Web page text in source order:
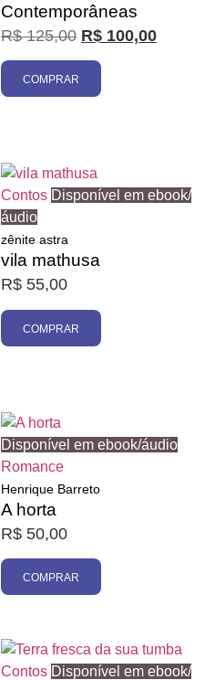
Contemporâneas
R$125,00 R$ 100,00
COMPRAR
Contos Disponível em ebook/
áudio
zênite astra
vila mathusa
R$ 55,00
COMPRAR
Disponível em ebook/áudio
Romance
Henrique Barreto
A horta
R$ 50,00
COMPRAR
Contos Disponível em ebook/